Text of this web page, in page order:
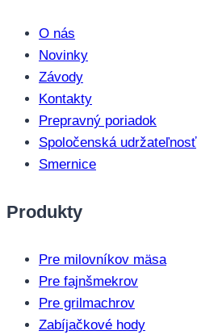
O nás
Novinky
Závody
Kontakty
Prepravný poriadok
Spoločenská udržateľnosť
Smernice
Produkty
Pre milovníkov mäsa
Pre fajnšmekrov
Pre grilmachrov
Zabíjačkové hody